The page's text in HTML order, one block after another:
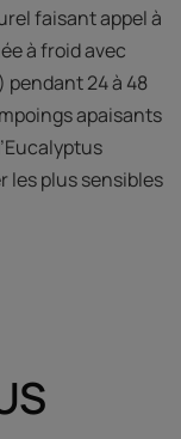
faisant appel à
à froid avec
pendant 24 à 48
apaisants
les plus sensibles